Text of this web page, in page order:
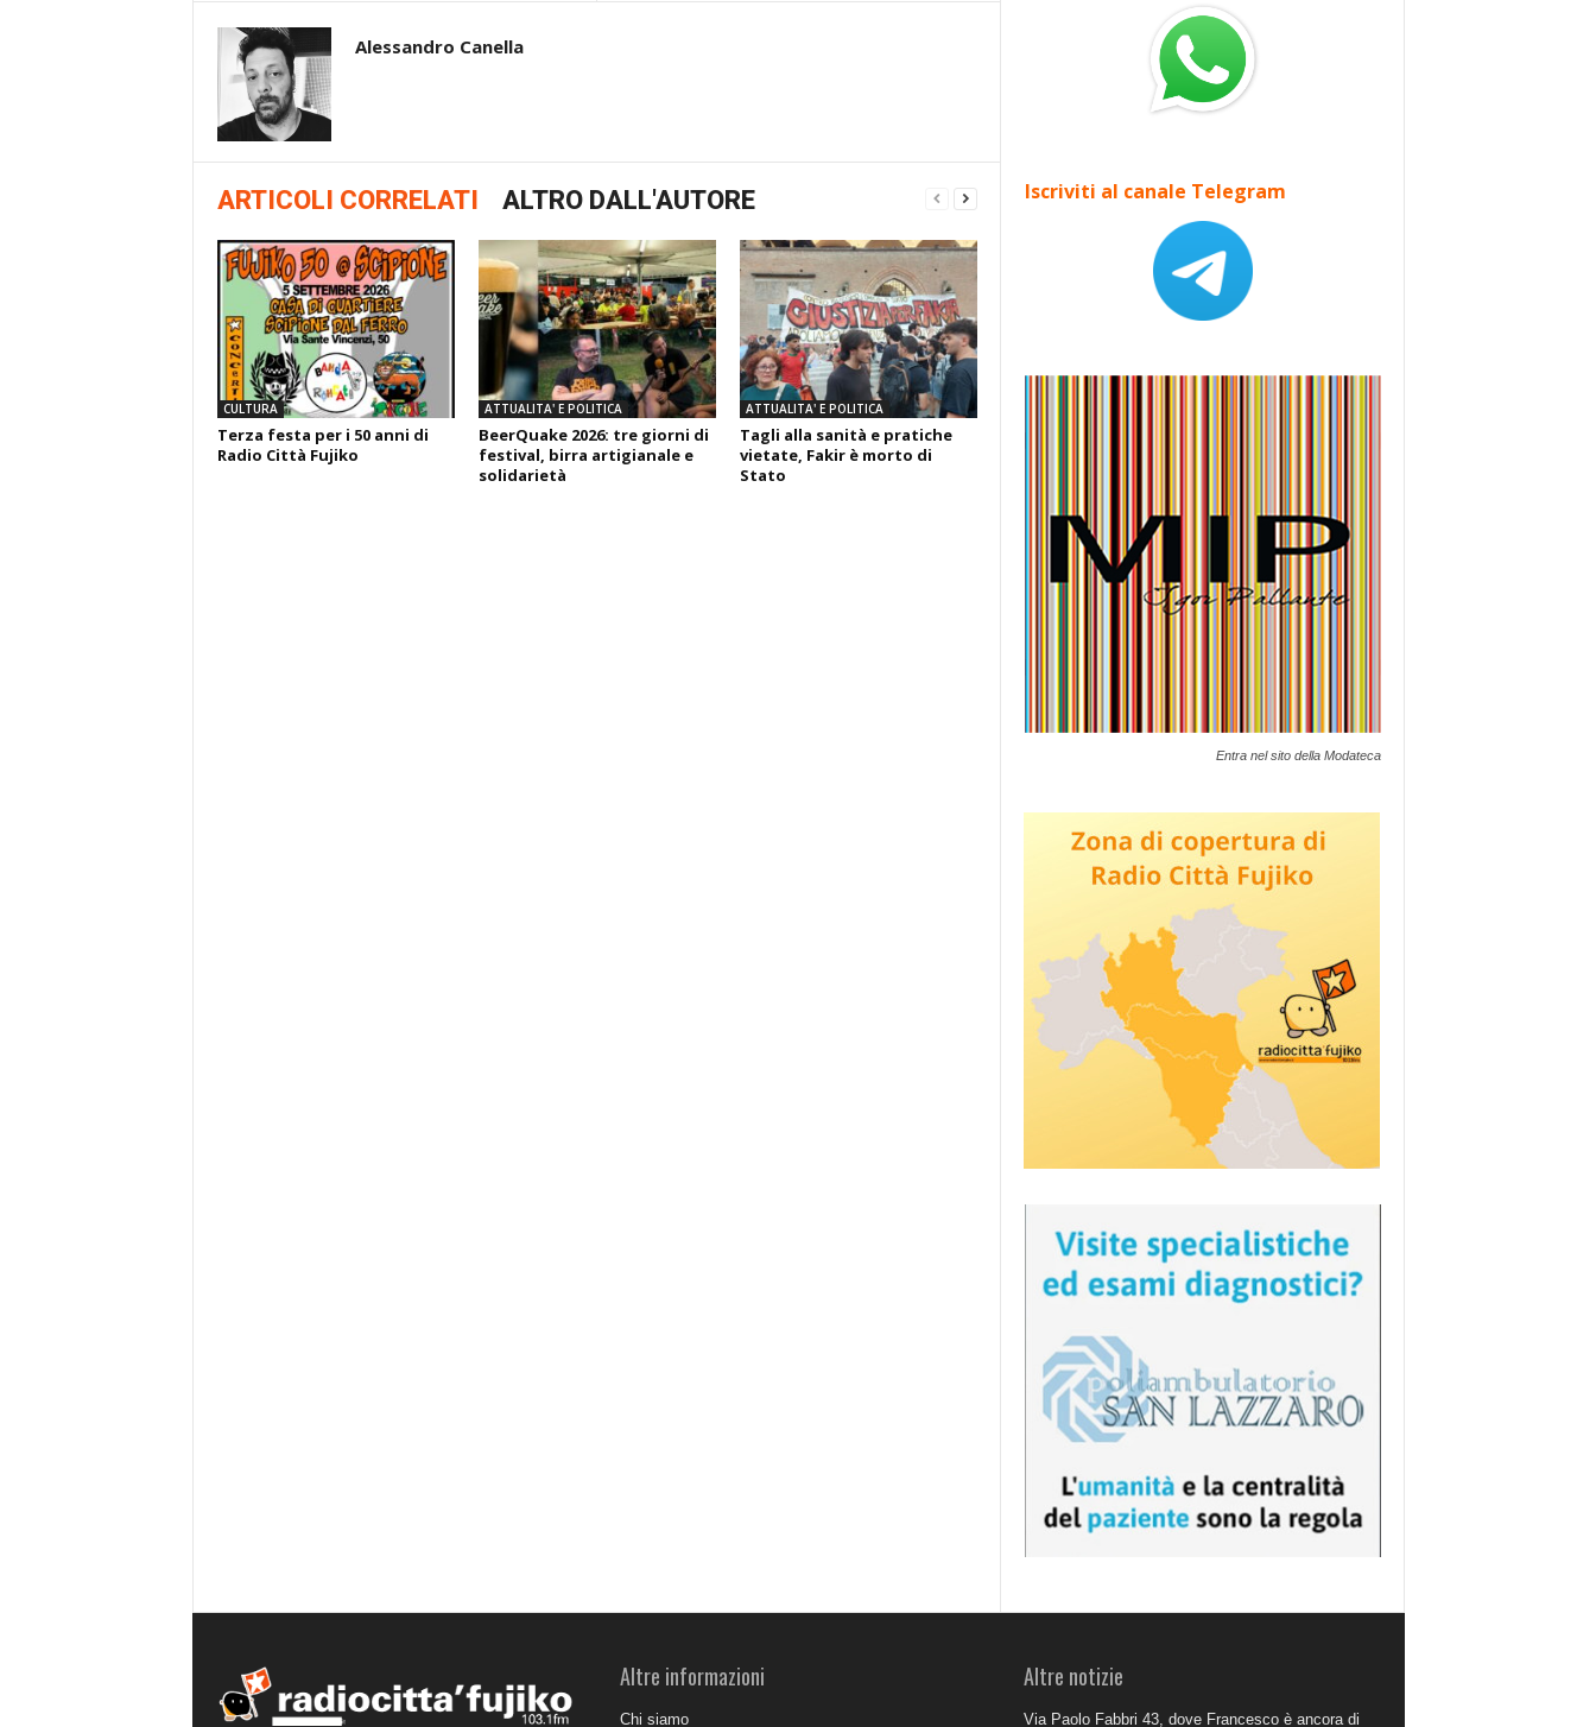
Alessandro Canella
ARTICOLI CORRELATI ALTRO DALL'AUTORE
CULTURA
Terza festa per i 50 anni di
Radio Città Fujiko
ATTUALITA' E POLITICA
BeerQuake 2026: tre giorni di
festival, birra artigianale e
solidarietà
ATTUALITA' E POLITICA
Tagli alla sanità e pratiche
vietate, Fakir è morto di
Stato
Iscriviti al canale Telegram
Entra nel sito della Modateca
Altre informazioni
Chi siamo
Altre notizie
Via Paolo Fabbri 43, dove Francesco è ancora di